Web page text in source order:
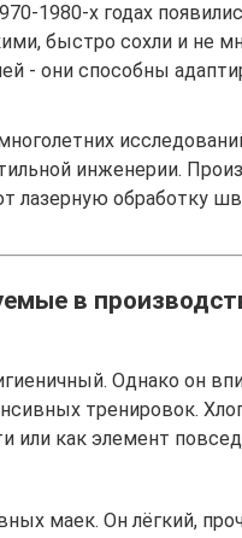
1980-х годах
быстро сохли и не
- они способны
инженерии.
лазерную обработку
в
Однако он
тренировок.
или как элемент
маек. Он лёгкий,